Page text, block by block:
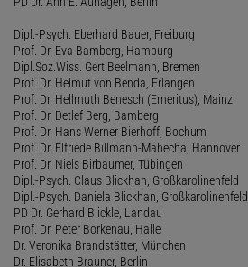
Dipl.-Psych. Eberhard Bauer, Freiburg
Prof. Dr. Eva Bamberg, Hamburg
Dipl.Soz.Wiss. Gert Beelmann, Bremen
Prof. Dr. Helmut von Benda, Erlangen
Prof. Dr. Hellmuth Benesch (Emeritus), Mainz
Prof. Dr. Detlef Berg, Bamberg
Prof. Dr. Hans Werner Bierhoff, Bochum
Prof. Dr. Elfriede Billmann-Mahecha, Hannover
Prof. Dr. Niels Birbaumer, Tübingen
Dipl.-Psych. Claus Blickhan, Großkarolinenfeld
Dipl.-Psych. Daniela Blickhan, Großkarolinenfeld
PD Dr. Gerhard Blickle, Landau
Prof. Dr. Peter Borkenau, Halle
Dr. Veronika Brandstätter, München
Dr. Elisabeth Brauner, Berlin